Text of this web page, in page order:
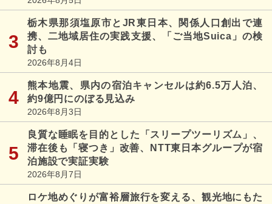
栃木県那須塩原市とJR東日本、関係人口創出で連
携、二地域居住の実践支援、「ご当地Suica」の検
討も
2026年8月4日
熊本地震、県内の宿泊キャンセルは約6.5万人泊、
約9億円にのぼる見込み
2026年8月3日
良質な睡眠を目的とした「スリープツーリズム」、
滞在後も「寝つき」改善、NTT東日本グループが宿
泊施設で実証実験
2026年8月7日
ロケ地めぐりが富裕層旅行を変える、観光地にもた